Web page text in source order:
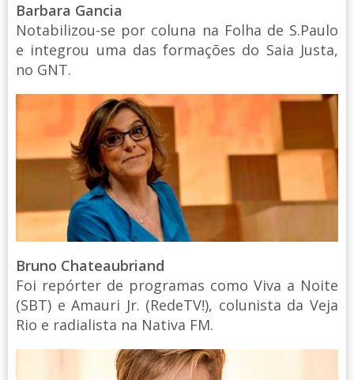
Barbara Gancia
Notabilizou-se por coluna na Folha de S.Paulo
e integrou uma das formações do Saia Justa,
no GNT.
Bruno Chateaubriand
Foi repórter de programas como Viva a Noite
(SBT) e Amauri Jr. (RedeTV!), colunista da Veja
Rio e radialista na Nativa FM.